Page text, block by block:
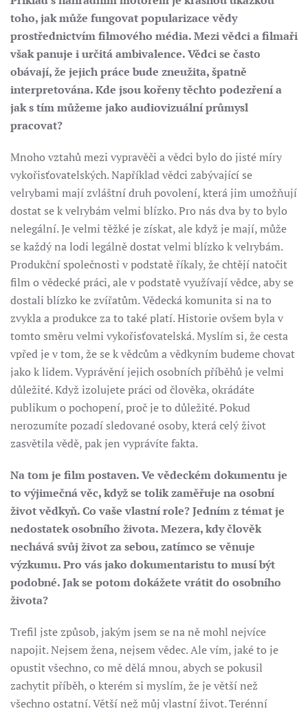
toho, jak může fungovat popularizace vědy
prostřednictvím filmového média. Mezi vědci a filmaři
však panuje i určitá ambivalence. Vědci se často
obávají, že jejich práce bude zneužita, špatně
interpretována. Kde jsou kořeny těchto podezření a
jak s tím můžeme jako audiovizuální průmysl
pracovat?
Mnoho vztahů mezi vypravěči a vědci bylo do jisté míry
vykořisťovatelských. Například vědci zabývající se
velrybami mají zvláštní druh povolení, která jim umožňují
dostat se k velrybám velmi blízko. Pro nás dva by to bylo
nelegální. Je velmi těžké je získat, ale když je mají, může
se každý na lodi legálně dostat velmi blízko k velrybám.
Produkční společnosti v podstatě říkaly, že chtějí natočit
film o vědecké práci, ale v podstatě využívají vědce, aby se
dostali blízko ke zvířatům. Vědecká komunita si na to
zvykla a produkce za to také platí. Historie ovšem byla v
tomto směru velmi vykořisťovatelská. Myslím si, že cesta
vpřed je v tom, že se k vědcům a vědkyním budeme chovat
jako k lidem. Vyprávění jejich osobních příběhů je velmi
důležité. Když izolujete práci od člověka, okrádáte
publikum o pochopení, proč je to důležité. Pokud
nerozumíte pozadí sledované osoby, která celý život
zasvětila vědě, pak jen vyprávíte fakta.
Na tom je film postaven. Ve vědeckém dokumentu je
to výjimečná věc, když se tolik zaměřuje na osobní
život vědkyň. Co vaše vlastní role? Jedním z témat je
nedostatek osobního života. Mezera, kdy člověk
nechává svůj život za sebou, zatímco se věnuje
výzkumu. Pro vás jako dokumentaristu to musí být
podobné. Jak se potom dokážete vrátit do osobního
života?
Trefil jste způsob, jakým jsem se na ně mohl nejvíce
napojit. Nejsem žena, nejsem vědec. Ale vím, jaké to je
opustit všechno, co mě dělá mnou, abych se pokusil
zachytit příběh, o kterém si myslím, že je větší než
všechno ostatní. Větší než můj vlastní život. Terénní